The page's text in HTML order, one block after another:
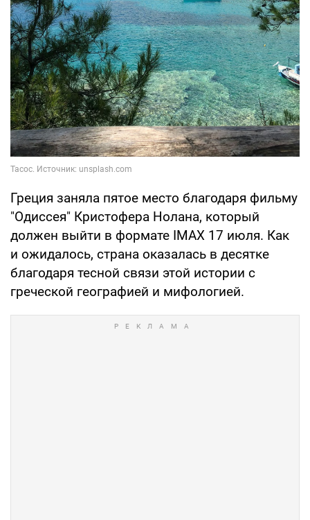
Греция заняла пятое место благодаря фильму
"Одиссея" Кристофера Нолана, который
должен выйти в формате IMAX 17 июля. Как
и ожидалось, страна оказалась в десятке
благодаря тесной связи этой истории с
греческой географией и мифологией.